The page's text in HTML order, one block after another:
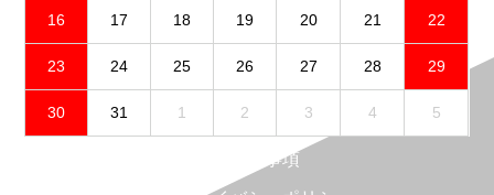
16 17 18 19 20 21 22
23 24 25 26 27 28 29
30 31 1 2 3 4 5
免責事項